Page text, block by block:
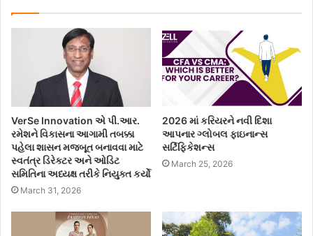
VerSe Innovation એ પી.આર.
રમેશને વિકાસના આગામી તબક્કા
પહેલા શાસન મજબૂત બનાવવા માટે
સ્વતંત્ર ડિરેક્ટર અને ઓડિટ
સમિતિના અધ્યક્ષ તરીકે નિયુક્ત કર્યો
March 31, 2026
2026 માં કરિયરને નવી દિશા
આપનાર ગ્લોબલ ફાઇનાન્સ
સર્ટિફિકેશન્સ
March 25, 2026